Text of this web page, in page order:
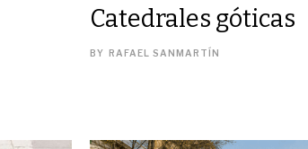
Catedrales góticas
BY RAFAEL SANMARTÍN